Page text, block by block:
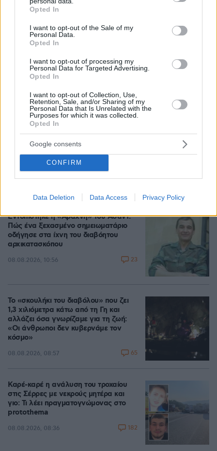
grant or deny consent to Google and its third-party tags to
use your data for below specified purposes in below Google
consent section.
Opted In
I want to opt-out of the Sale of my
Personal Data.
Opted In
I want to opt-out of processing my
Personal Data for Targeted Advertising.
Opted In
I want to opt-out of Collection, Use,
Retention, Sale, and/or Sharing of my
Personal Data that Is Unrelated with the
Purposes for which it was collected.
Opted In
Google consents
CONFIRM
Data Deletion Data Access Privacy Policy
Βρέθηκε σορός σε σπηλιά κοντά στο εκκλησάκι
των Αγίων Ισιδώρων στον Λυκαβηττό
08.08.2026, 12:40
Βίντεο: Μεθυσμένη σκότωσε νύφη
λίγες ώρες μετά τον γάμο της και στο
Εντοπίστηκε η «Αράχνη» του Άσαντ:
Πώς ένα ξεχασμένο σημειωματάριο
οδήγησε στα ίχνη του διαβόητου
αρχικατασκόπου
08.08.2026, 10:56 23
Το «σκουλήκι του διαβόλου» που ζει
1,3 χιλιόμετρα κάτω από τη Γη και
αλλάζει όσα γνωρίζαμε για τη ζωή:
«Οι άνθρωποι δεν κυβερνάμε τον
κόσμο»
08.08.2026, 08:57 65
Καρέ-καρέ η ανάλυση του τροχαίου
στις Σέρρες με νεκρούς μητέρα και
γιο: Τι λέει πραγματογνώμονας στο
protothema
08.08.2026, 08:36 182